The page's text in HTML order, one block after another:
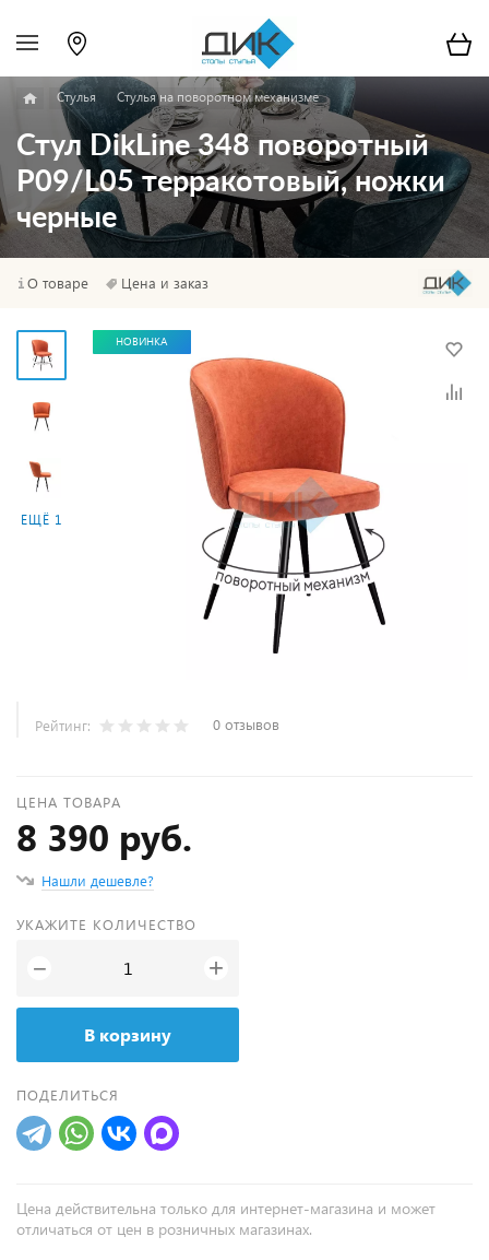
Стулья Стулья на поворотном механизме
Стул DikLine 348 поворотный
P09/L05 терракотовый, ножки
черные
О товаре Цена и заказ
ЕЩЁ 1
НОВИНКА
Рейтинг: 0 отзывов
ЦЕНА ТОВАРА
8 390 руб.
Нашли дешевле?
УКАЖИТЕ КОЛИЧЕСТВО
− +
В корзину
ПОДЕЛИТЬСЯ
Цена действительна только для интернет-магазина и может
отличаться от цен в розничных магазинах.